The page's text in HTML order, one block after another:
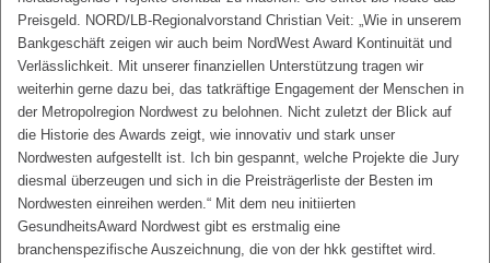
Preisgeld. NORD/LB-Regionalvorstand Christian Veit: „Wie in unserem
Bankgeschäft zeigen wir auch beim NordWest Award Kontinuität und
Verlässlichkeit. Mit unserer finanziellen Unterstützung tragen wir
weiterhin gerne dazu bei, das tatkräftige Engagement der Menschen in
der Metropolregion Nordwest zu belohnen. Nicht zuletzt der Blick auf
die Historie des Awards zeigt, wie innovativ und stark unser
Nordwesten aufgestellt ist. Ich bin gespannt, welche Projekte die Jury
diesmal überzeugen und sich in die Preisträgerliste der Besten im
Nordwesten einreihen werden.“ Mit dem neu initiierten
GesundheitsAward Nordwest gibt es erstmalig eine
branchenspezifische Auszeichnung, die von der hkk gestiftet wird.